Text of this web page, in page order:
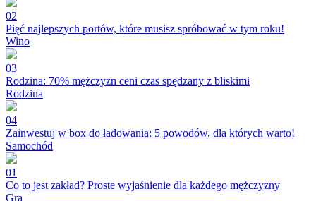
02
Pięć najlepszych portów, które musisz spróbować w tym roku!
Wino
03
Rodzina: 70% mężczyzn ceni czas spędzany z bliskimi
Rodzina
04
Zainwestuj w box do ładowania: 5 powodów, dla których warto!
Samochód
01
Co to jest zakład? Proste wyjaśnienie dla każdego mężczyzny
Gra